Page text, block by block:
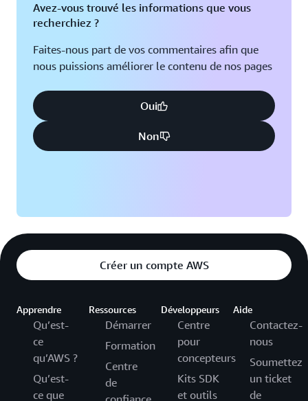
Avez-vous trouvé les informations que vous
recherchiez ?
Faites-nous part de vos commentaires afin que
nous puissions améliorer le contenu de nos pages
Oui
Non
Créer un compte AWS
Apprendre
Qu’est-
ce
qu’AWS ?
Qu’est-
ce que
Ressources
Démarrer
Formation
Centre
de
Développeurs
Centre
pour
concepteurs
Kits SDK
et outils
Aide
Contactez-
nous
Soumettez
un ticket
de